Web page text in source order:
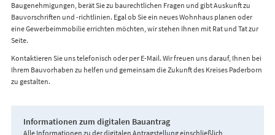
Baugenehmigungen, berät Sie zu baurechtlichen Fragen und gibt Auskunft zu
Bauvorschriften und -richtlinien. Egal ob Sie ein neues Wohnhaus planen oder
eine Gewerbeimmobilie errichten möchten, wir stehen Ihnen mit Rat und Tat zur
Seite.
Kontaktieren Sie uns telefonisch oder per E-Mail. Wir freuen uns darauf, Ihnen bei
Ihrem Bauvorhaben zu helfen und gemeinsam die Zukunft des Kreises Paderborn
zu gestalten.
Informationen zum digitalen Bauantrag
Alle Informationen zu der digitalen Antragstellung einschließlich